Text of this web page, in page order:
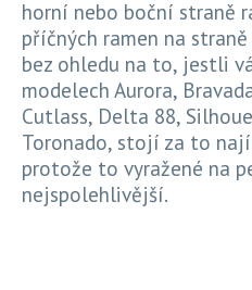
horní nebo boční straně
příčných ramen na
bez ohledu na to, jestli
modelech Aurora,
Cutlass, Delta 88,
Toronado, stojí za to
protože to vyražené na
nejspolehlivější.